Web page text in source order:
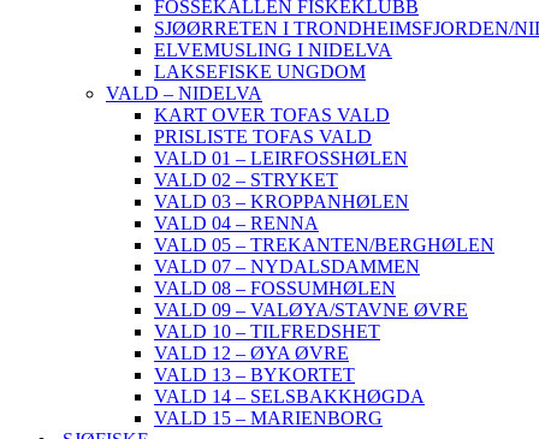
FOSSEKALLEN FISKEKLUBB
SJØØRRETEN I TRONDHEIMSFJORDEN/
ELVEMUSLING I NIDELVA
LAKSEFISKE UNGDOM
VALD – NIDELVA
KART OVER TOFAS VALD
PRISLISTE TOFAS VALD
VALD 01 – LEIRFOSSHØLEN
VALD 02 – STRYKET
VALD 03 – KROPPANHØLEN
VALD 04 – RENNA
VALD 05 – TREKANTEN/BERGHØLEN
VALD 07 – NYDALSDAMMEN
VALD 08 – FOSSUMHØLEN
VALD 09 – VALØYA/STAVNE ØVRE
VALD 10 – TILFREDSHET
VALD 12 – ØYA ØVRE
VALD 13 – BYKORTET
VALD 14 – SELSBAKKHØGDA
VALD 15 – MARIENBORG